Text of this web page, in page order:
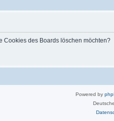
Cookies des Boards löschen möchten?
Powered by